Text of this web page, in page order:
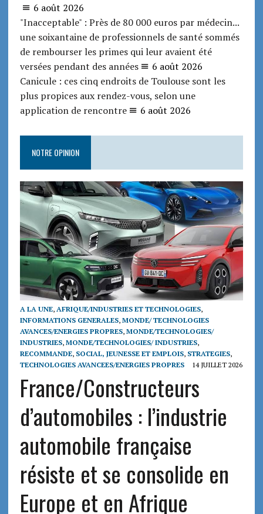
6 août 2026
"Inacceptable" : Près de 80 000 euros par médecin...
une soixantaine de professionnels de santé sommés
de rembourser les primes qui leur avaient été
versées pendant des années
6 août 2026
Canicule : ces cinq endroits de Toulouse sont les
plus propices aux rendez-vous, selon une
application de rencontre
6 août 2026
NOTRE OPINION
A LA UNE, AFRIQUE/INDUSTRIES ET TECHNOLOGIES,
INFORMATIONS GENERALES, MONDE/ TECHNOLOGIES
AVANCES/ENERGIES PROPRES, MONDE/TECHNOLOGIES/
INDUSTRIES, MONDE/TECHNOLOGIES/ INDUSTRIES,
RECOMMANDE, SOCIAL, JEUNESSE ET EMPLOIS, STRATEGIES,
TECHNOLOGIES AVANCEES/ENERGIES PROPRES
14 JUILLET 2026
France/Constructeurs
d’automobiles : l’industrie
automobile française
résiste et se consolide en
Europe et en Afrique